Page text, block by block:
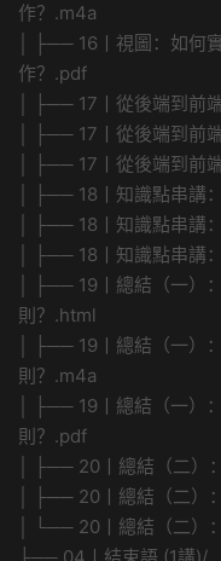
作？.m4a
│ ├── 16丨視圖：如何
作？.pdf
│ ├── 17丨從後端到前
│ ├── 17丨從後端到前
│ ├── 17丨從後端到前
│ ├── 18丨知識點串講
│ ├── 18丨知識點串講
│ ├── 18丨知識點串講
│ ├── 19丨總結（一）
則？.html
│ ├── 19丨總結（一）
則？.m4a
│ ├── 19丨總結（一）
則？.pdf
│ ├── 20丨總結（二）
│ ├── 20丨總結（二）
│ └── 20丨總結（二）